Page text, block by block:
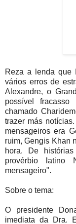
Reza a lenda que
vários erros de
Alexandre, o
possível
chamado
trazer más
mensageiros era
ruim, Gengis Khan
hora. De
provérbio latino
mensageiro".
Sobre o tema:
O presidente
imediata da Dra.